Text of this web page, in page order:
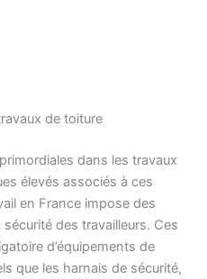
de toiture
dans les travaux
élevés associés à ces
en France impose des
des travailleurs. Ces
d’équipements de
que les harnais de sécurité,